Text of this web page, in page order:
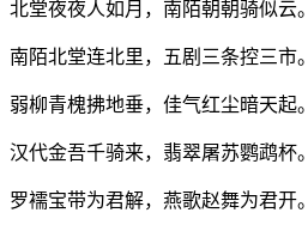
北堂夜夜人如月，南陌朝朝骑似云。
南陌北堂连北里，五剧三条控三市。
弱柳青槐拂地垂，佳气红尘暗天起。
汉代金吾千骑来，翡翠屠苏鹦鹉杯。
罗襦宝带为君解，燕歌赵舞为君开。